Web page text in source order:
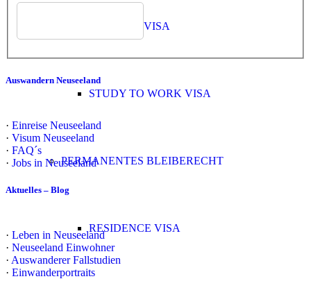
STUDENT VISA
STUDY TO WORK VISA
PERMANENTES BLEIBERECHT
RESIDENCE VISA
Auswandern Neuseeland
· Einreise Neuseeland
· Visum Neuseeland
· FAQ´s
· Jobs in Neuseeland
Aktuelles – Blog
· Leben in Neuseeland
· Neuseeland Einwohner
· Auswanderer Fallstudien
· Einwanderportraits